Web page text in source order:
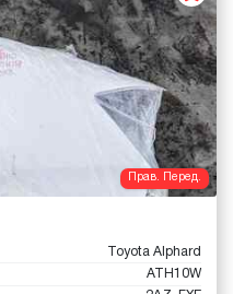
Прав. Перед.
Toyota Alphard
ATH10W